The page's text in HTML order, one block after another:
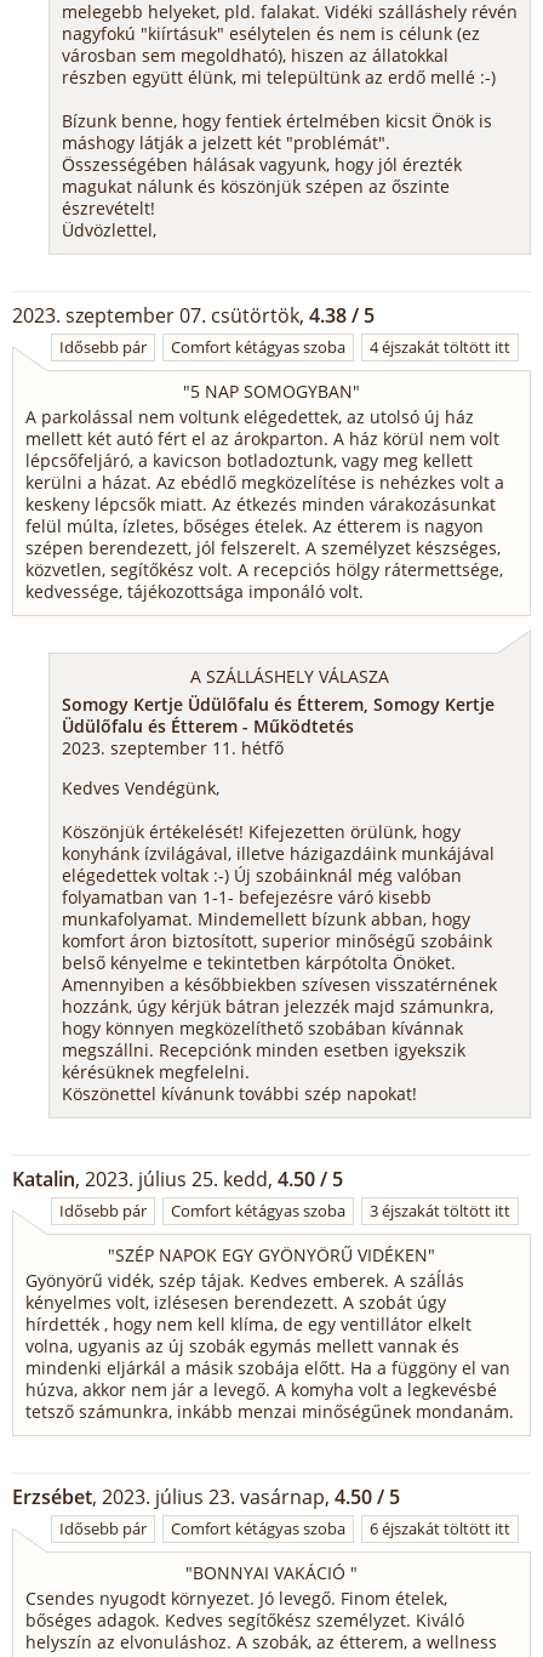
melegebb helyeket, pld. falakat. Vidéki szálláshely révén
nagyfokú "kiírtásuk" esélytelen és nem is célunk (ez
városban sem megoldható), hiszen az állatokkal
részben együtt élünk, mi települtünk az erdő mellé :-)
Bízunk benne, hogy fentiek értelmében kicsit Önök is
máshogy látják a jelzett két "problémát".
Összességében hálásak vagyunk, hogy jól érezték
magukat nálunk és köszönjük szépen az őszinte
észrevételt!
Üdvözlettel,
2023. szeptember 07. csütörtök, 4.38 / 5
Idősebb pár Comfort kétágyas szoba 4 éjszakát töltött itt
"5 NAP SOMOGYBAN"
A parkolással nem voltunk elégedettek, az utolsó új ház
mellett két autó fért el az árokparton. A ház körül nem volt
lépcsőfeljáró, a kavicson botladoztunk, vagy meg kellett
kerülni a házat. Az ebédlő megközelítése is nehézkes volt a
keskeny lépcsők miatt. Az étkezés minden várakozásunkat
felül múlta, ízletes, bőséges ételek. Az étterem is nagyon
szépen berendezett, jól felszerelt. A személyzet készséges,
közvetlen, segítőkész volt. A recepciós hölgy rátermettsége,
kedvessége, tájékozottsága imponáló volt.
A SZÁLLÁSHELY VÁLASZA
Somogy Kertje Üdülőfalu és Étterem, Somogy Kertje
Üdülőfalu és Étterem - Működtetés
2023. szeptember 11. hétfő
Kedves Vendégünk,
Köszönjük értékelését! Kifejezetten örülünk, hogy
konyhánk ízvilágával, illetve házigazdáink munkájával
elégedettek voltak :-) Új szobáinknál még valóban
folyamatban van 1-1- befejezésre váró kisebb
munkafolyamat. Mindemellett bízunk abban, hogy
komfort áron biztosított, superior minőségű szobáink
belső kényelme e tekintetben kárpótolta Önöket.
Amennyiben a későbbiekben szívesen visszatérnének
hozzánk, úgy kérjük bátran jelezzék majd számunkra,
hogy könnyen megközelíthető szobában kívánnak
megszállni. Recepciónk minden esetben igyekszik
kérésüknek megfelelni.
Köszönettel kívánunk további szép napokat!
Katalin, 2023. július 25. kedd, 4.50 / 5
Idősebb pár Comfort kétágyas szoba 3 éjszakát töltött itt
"SZÉP NAPOK EGY GYÖNYÖRŰ VIDÉKEN"
Gyönyörű vidék, szép tájak. Kedves emberek. A száĺlás
kényelmes volt, izlésesen berendezett. A szobát úgy
hírdették , hogy nem kell klíma, de egy ventillátor elkelt
volna, ugyanis az új szobák egymás mellett vannak és
mindenki eljárkál a másik szobája előtt. Ha a függöny el van
húzva, akkor nem jár a levegő. A komyha volt a legkevésbé
tetsző számunkra, inkább menzai minőségűnek mondanám.
Erzsébet, 2023. július 23. vasárnap, 4.50 / 5
Idősebb pár Comfort kétágyas szoba 6 éjszakát töltött itt
"BONNYAI VAKÁCIÓ "
Csendes nyugodt környezet. Jó levegő. Finom ételek,
bőséges adagok. Kedves segítőkész személyzet. Kiváló
helyszín az elvonuláshoz. A szobák, az étterem, a wellness